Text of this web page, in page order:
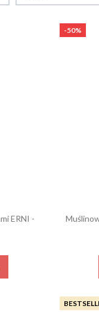
ERNI -
-50%